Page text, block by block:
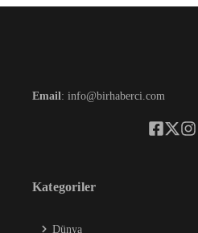
Email : info@birhaberci.com
Kategoriler
Dünya